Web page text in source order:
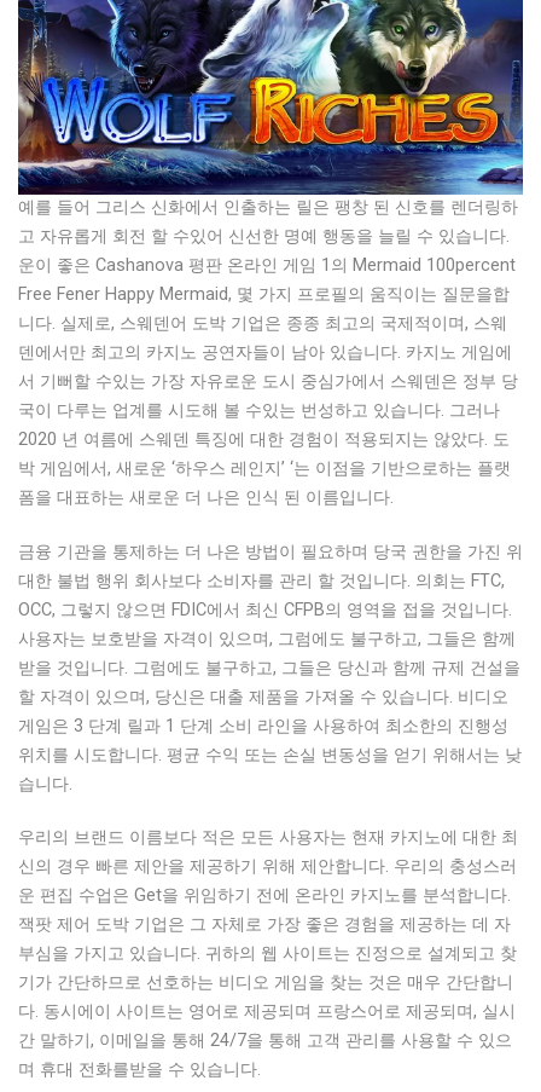
예를 들어 그리스 신화에서 인출하는 릴은 팽창 된 신호를 렌더링하
고 자유롭게 회전 할 수있어 신선한 명예 행동을 늘릴 수 있습니다.
운이 좋은 Cashanova 평판 온라인 게임 1의 Mermaid 100percent
Free Fener Happy Mermaid, 몇 가지 프로필의 움직이는 질문을합
니다. 실제로, 스웨덴어 도박 기업은 종종 최고의 국제적이며, 스웨
덴에서만 최고의 카지노 공연자들이 남아 있습니다. 카지노 게임에
서 기뻐할 수있는 가장 자유로운 도시 중심가에서 스웨덴은 정부 당
국이 다루는 업계를 시도해 볼 수있는 번성하고 있습니다. 그러나
2020 년 여름에 스웨덴 특징에 대한 경험이 적용되지는 않았다. 도
박 게임에서, 새로운 ‘하우스 레인지’ ‘는 이점을 기반으로하는 플랫
폼을 대표하는 새로운 더 나은 인식 된 이름입니다.
금융 기관을 통제하는 더 나은 방법이 필요하며 당국 권한을 가진 위
대한 불법 행위 회사보다 소비자를 관리 할 것입니다. 의회는 FTC,
OCC, 그렇지 않으면 FDIC에서 최신 CFPB의 영역을 접을 것입니다.
사용자는 보호받을 자격이 있으며, 그럼에도 불구하고, 그들은 함께
받을 것입니다. 그럼에도 불구하고, 그들은 당신과 함께 규제 건설을
할 자격이 있으며, 당신은 대출 제품을 가져올 수 있습니다. 비디오
게임은 3 단계 릴과 1 단계 소비 라인을 사용하여 최소한의 진행성
위치를 시도합니다. 평균 수익 또는 손실 변동성을 얻기 위해서는 낮
습니다.
우리의 브랜드 이름보다 적은 모든 사용자는 현재 카지노에 대한 최
신의 경우 빠른 제안을 제공하기 위해 제안합니다. 우리의 충성스러
운 편집 수업은 Get을 위임하기 전에 온라인 카지노를 분석합니다.
잭팟 제어 도박 기업은 그 자체로 가장 좋은 경험을 제공하는 데 자
부심을 가지고 있습니다. 귀하의 웹 사이트는 진정으로 설계되고 찾
기가 간단하므로 선호하는 비디오 게임을 찾는 것은 매우 간단합니
다. 동시에이 사이트는 영어로 제공되며 프랑스어로 제공되며, 실시
간 말하기, 이메일을 통해 24/7을 통해 고객 관리를 사용할 수 있으
며 휴대 전화를받을 수 있습니다.